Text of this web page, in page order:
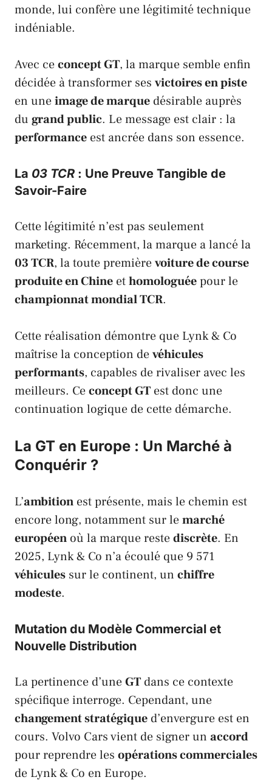
monde, lui confère une légitimité technique
indéniable.
Avec ceconcept GT, la marque semble enfin
décidée à transformer ses victoires en piste
en uneimage de marque désirable auprès
du grand public. Le message est clair : la
performance est ancrée dans son essence.
La 03 TCR : Une Preuve Tangible de
Savoir-Faire
Cette légitimité n’est pas seulement
marketing. Récemment, la marque a lancé la
03 TCR, la toute premièrevoiture de course
produite enChine ethomologuéepour le
championnat mondial TCR.
Cette réalisation démontre que Lynk & Co
maîtrise la conception devéhicules
performants, capables de rivaliser avec les
meilleurs. Ceconcept GT est donc une
continuation logique de cette démarche.
La GT en Europe : Un Marché à
Conquérir ?
L’ambition est présente, mais le chemin est
encore long, notamment sur lemarché
européen où la marque restediscrète. En
2025, Lynk & Co n’a écoulé que 9 571
véhicules sur le continent, un chiffre
modeste.
Mutation du Modèle Commercial et
Nouvelle Distribution
La pertinence d’uneGT dans ce contexte
spécifique interroge. Cependant, une
changement stratégique d’envergure est en
cours. Volvo Carsvient de signer un accord
pour reprendre les opérations commerciales
de Lynk & Co en Europe.